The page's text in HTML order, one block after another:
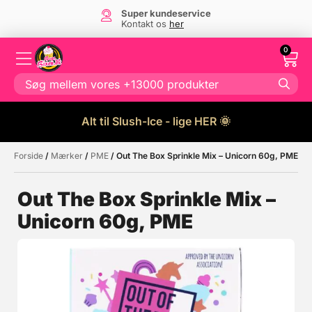
Super kundeservice
Kontakt os her
0
Alt til Slush-Ice - lige HER 🌞
Måske kunne nogle af disse
☓
Forside / Mærker / PME / Out The Box Sprinkle Mix – Unicorn 60g, PME
Out The Box Sprinkle Mix –
Unicorn 60g, PME